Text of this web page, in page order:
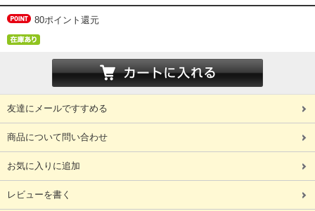
80ポイント還元
友達にメールですすめる
商品について問い合わせ
お気に入りに追加
レビューを書く